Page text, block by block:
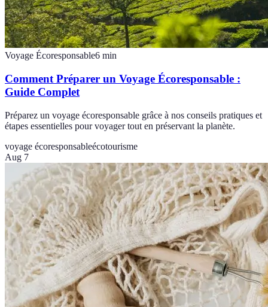
Voyage Écoresponsable6 min
Comment Préparer un Voyage Écoresponsable :
Guide Complet
Préparez un voyage écoresponsable grâce à nos conseils pratiques et
étapes essentielles pour voyager tout en préservant la planète.
voyage écoresponsableécotourisme
Aug 7